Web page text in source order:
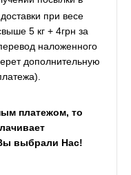
при весе
5 кг + 4грн за
наложенного
дополнительную
платежом, то
выбрали Нас!